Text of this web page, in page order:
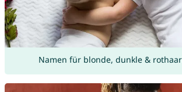
Namen für blonde, dunkle &